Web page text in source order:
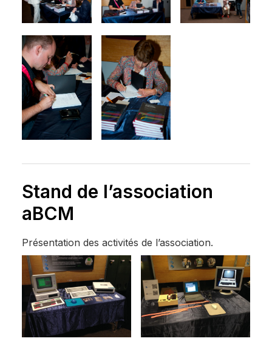
Stand de l’association
aBCM
Présentation des activités de l’association.